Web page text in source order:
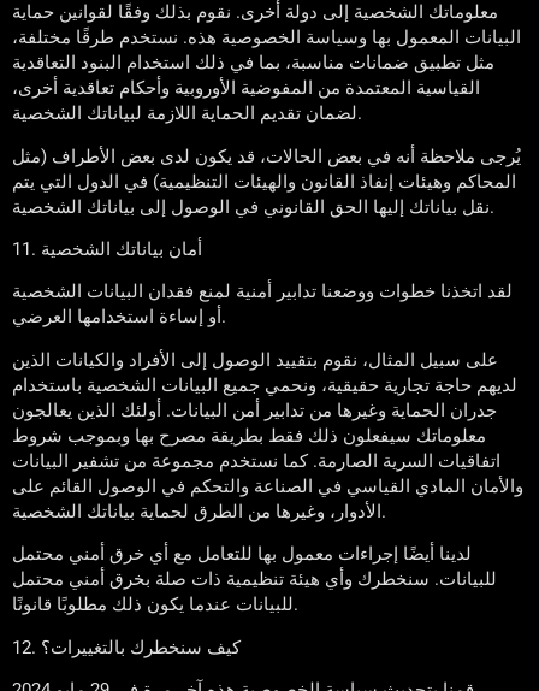
معلوماتك الشخصية إلى دولة أخرى. نقوم بذلك وفقًا لقوانين حماية
البيانات المعمول بها وسياسة الخصوصية هذه. نستخدم طرقًا مختلفة،
مثل تطبيق ضمانات مناسبة، بما في ذلك استخدام البنود التعاقدية
القياسية المعتمدة من المفوضية الأوروبية وأحكام تعاقدية أخرى،
لضمان تقديم الحماية اللازمة لبياناتك الشخصية.
يُرجى ملاحظة أنه في بعض الحالات، قد يكون لدى بعض الأطراف (مثل
المحاكم وهيئات إنفاذ القانون والهيئات التنظيمية) في الدول التي يتم
نقل بياناتك إليها الحق القانوني في الوصول إلى بياناتك الشخصية.
11. أمان بياناتك الشخصية
لقد اتخذنا خطوات ووضعنا تدابير أمنية لمنع فقدان البيانات الشخصية
أو إساءة استخدامها العرضي.
على سبيل المثال، نقوم بتقييد الوصول إلى الأفراد والكيانات الذين
لديهم حاجة تجارية حقيقية، ونحمي جميع البيانات الشخصية باستخدام
جدران الحماية وغيرها من تدابير أمن البيانات. أولئك الذين يعالجون
معلوماتك سيفعلون ذلك فقط بطريقة مصرح بها وبموجب شروط
اتفاقيات السرية الصارمة. كما نستخدم مجموعة من تشفير البيانات
والأمان المادي القياسي في الصناعة والتحكم في الوصول القائم على
الأدوار، وغيرها من الطرق لحماية بياناتك الشخصية.
لدينا أيضًا إجراءات معمول بها للتعامل مع أي خرق أمني محتمل
للبيانات. سنخطرك وأي هيئة تنظيمية ذات صلة بخرق أمني محتمل
للبيانات عندما يكون ذلك مطلوبًا قانونًا.
12. كيف سنخطرك بالتغييرات؟